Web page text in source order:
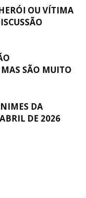
OU VÍTIMA
SÃO MUITO
DA
DE 2026